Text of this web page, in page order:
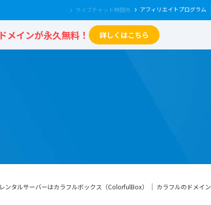
アフィリエイトプログラム
ドメインが永久無料！ 詳しくはこちら
レンタルサーバーはカラフルボックス（ColorfulBox） カラフルのドメイン